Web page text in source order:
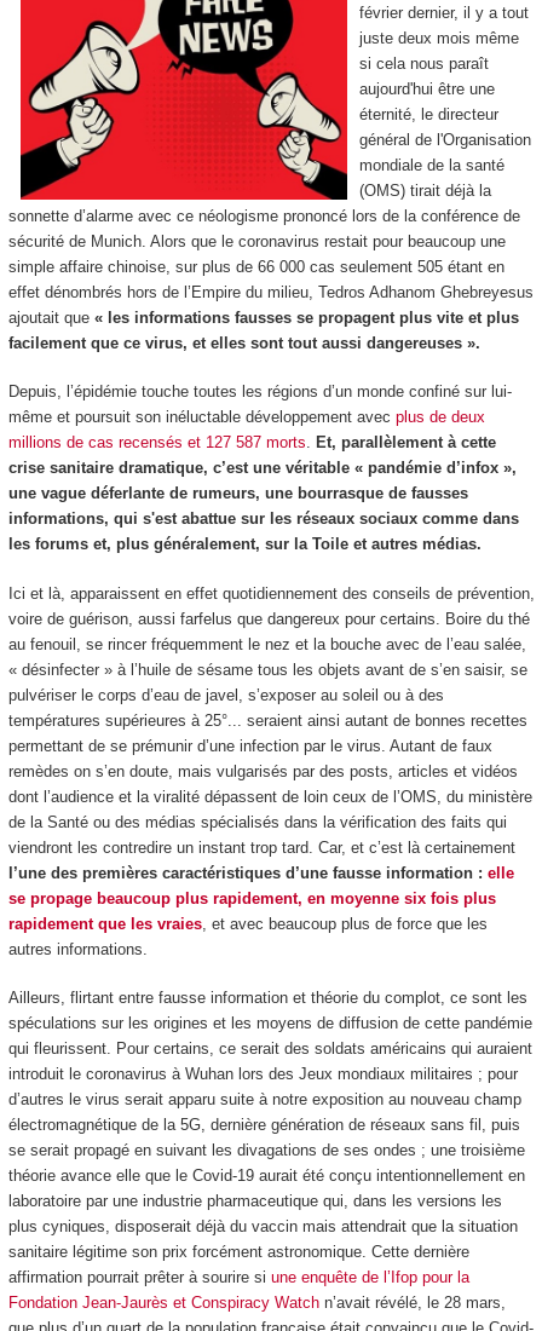
février dernier, il y a tout
juste deux mois même
si cela nous paraît
aujourd'hui être une
éternité, le directeur
général de l'Organisation
mondiale de la santé
(OMS) tirait déjà la
sonnette d’alarme avec ce néologisme prononcé lors de la conférence de
sécurité de Munich. Alors que le coronavirus restait pour beaucoup une
simple affaire chinoise, sur plus de 66 000 cas seulement 505 étant en
effet dénombrés hors de l’Empire du milieu, Tedros Adhanom Ghebreyesus
ajoutait que « les informations fausses se propagent plus vite et plus
facilement que ce virus, et elles sont tout aussi dangereuses ».
Depuis, l’épidémie touche toutes les régions d’un monde confiné sur lui-
même et poursuit son inéluctable développement avec plus de deux
millions de cas recensés et 127 587 morts. Et, parallèlement à cette
crise sanitaire dramatique, c’est une véritable « pandémie d’infox »,
une vague déferlante de rumeurs, une bourrasque de fausses
informations, qui s'est abattue sur les réseaux sociaux comme dans
les forums et, plus généralement, sur la Toile et autres médias.
Ici et là, apparaissent en effet quotidiennement des conseils de prévention,
voire de guérison, aussi farfelus que dangereux pour certains. Boire du thé
au fenouil, se rincer fréquemment le nez et la bouche avec de l’eau salée,
« désinfecter » à l’huile de sésame tous les objets avant de s’en saisir, se
pulvériser le corps d’eau de javel, s’exposer au soleil ou à des
températures supérieures à 25°... seraient ainsi autant de bonnes recettes
permettant de se prémunir d’une infection par le virus. Autant de faux
remèdes on s’en doute, mais vulgarisés par des posts, articles et vidéos
dont l’audience et la viralité dépassent de loin ceux de l’OMS, du ministère
de la Santé ou des médias spécialisés dans la vérification des faits qui
viendront les contredire un instant trop tard. Car, et c’est là certainement
l’une des premières caractéristiques d’une fausse information : elle
se propage beaucoup plus rapidement, en moyenne six fois plus
rapidement que les vraies, et avec beaucoup plus de force que les
autres informations.
Ailleurs, flirtant entre fausse information et théorie du complot, ce sont les
spéculations sur les origines et les moyens de diffusion de cette pandémie
qui fleurissent. Pour certains, ce serait des soldats américains qui auraient
introduit le coronavirus à Wuhan lors des Jeux mondiaux militaires ; pour
d’autres le virus serait apparu suite à notre exposition au nouveau champ
électromagnétique de la 5G, dernière génération de réseaux sans fil, puis
se serait propagé en suivant les divagations de ses ondes ; une troisième
théorie avance elle que le Covid-19 aurait été conçu intentionnellement en
laboratoire par une industrie pharmaceutique qui, dans les versions les
plus cyniques, disposerait déjà du vaccin mais attendrait que la situation
sanitaire légitime son prix forcément astronomique. Cette dernière
affirmation pourrait prêter à sourire si une enquête de l’Ifop pour la
Fondation Jean-Jaurès et Conspiracy Watchn’avait révélé, le 28 mars,